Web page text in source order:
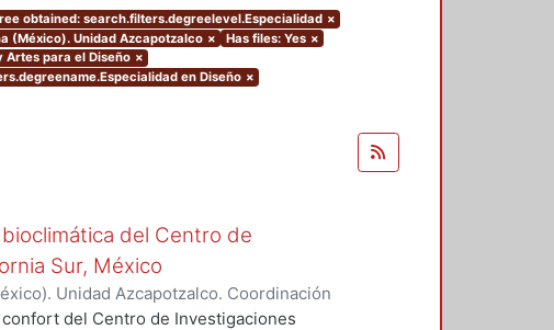
obtained: search.filters.degreelevel.Especialidad ×
(México). Unidad Azcapotzalco × Has files: Yes ×
Artes para el Diseño ×
en Diseño ×
del Centro de
Sur, México
Unidad Azcapotzalco. Coordinación
Tavera, José Luis
del Centro de Investigaciones